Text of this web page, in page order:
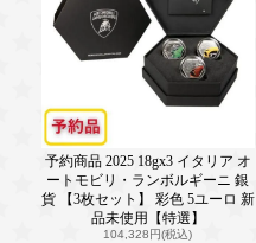
予約商品 2025 18gx3 イタリア オ
ートモビリ・ランボルギーニ 銀
貨 【3枚セット】 彩色 5ユーロ 新
品未使用【特選】
104,328円(税込)